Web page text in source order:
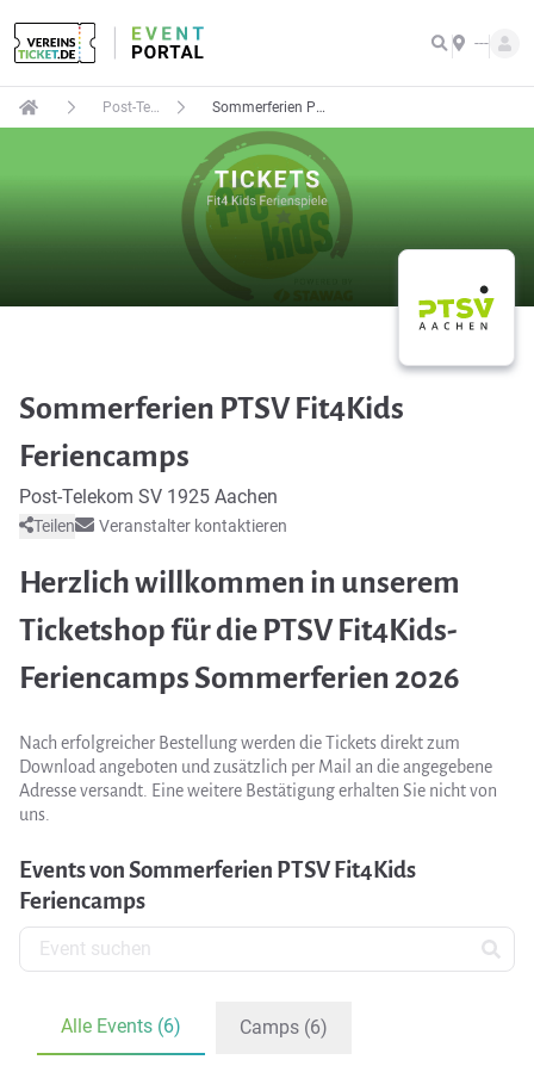
---
Post-Telekom SV 1925 Aachen Sommerferien PTSV Fit4Kids Feriencamps
Sommerferien PTSV Fit4Kids
Feriencamps
Post-Telekom SV 1925 Aachen
Teilen Veranstalter kontaktieren
Herzlich willkommen in unserem
Ticketshop für die PTSV Fit4Kids-
Feriencamps Sommerferien 2026
Nach erfolgreicher Bestellung werden die Tickets direkt zum
Download angeboten und zusätzlich per Mail an die angegebene
Adresse versandt. Eine weitere Bestätigung erhalten Sie nicht von
uns.
Events von Sommerferien PTSV Fit4Kids
Feriencamps
Alle Events (6) Camps (6)